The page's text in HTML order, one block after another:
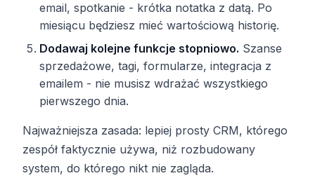
email, spotkanie - krótka notatka z datą. Po
miesiącu będziesz mieć wartościową historię.
Dodawaj kolejne funkcje stopniowo. Szanse
sprzedażowe, tagi, formularze, integracja z
emailem - nie musisz wdrażać wszystkiego
pierwszego dnia.
Najważniejsza zasada: lepiej prosty CRM, którego
zespół faktycznie używa, niż rozbudowany
system, do którego nikt nie zagląda.